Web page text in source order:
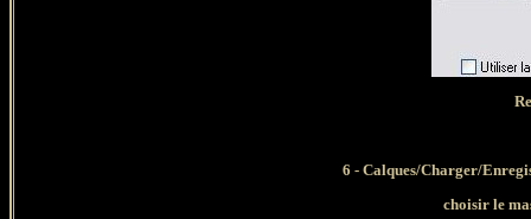
6 - Calques/Charger/
choisir le